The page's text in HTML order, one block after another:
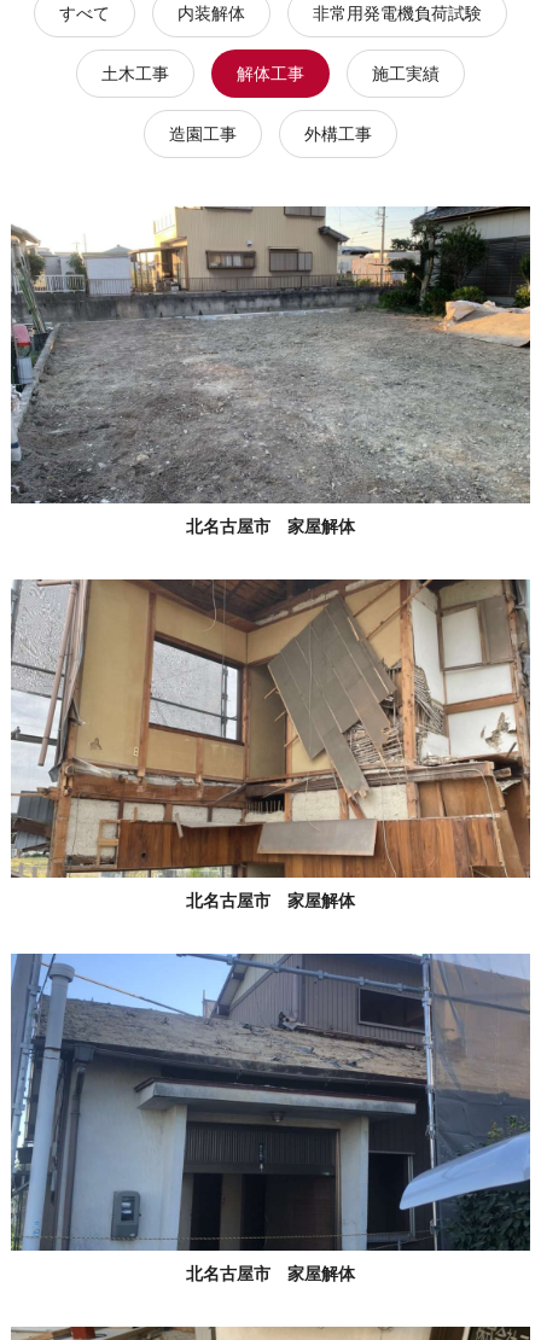
すべて 内装解体 非常用発電機負荷試験
土木工事 解体工事 施工実績
造園工事 外構工事
北名古屋市 家屋解体
北名古屋市 家屋解体
北名古屋市 家屋解体